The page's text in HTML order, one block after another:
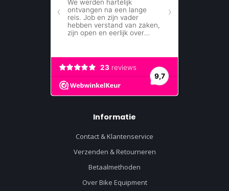
Informatie
Contact & Klantenservice
Verzenden & Retourneren
Betaalmethoden
Over Bike Equipment